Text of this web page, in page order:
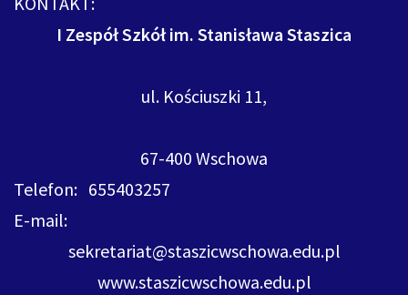
I Zespół Szkół im. Stanisława Staszica
ul. Kościuszki 11,
67-400 Wschowa
Telefon: 655403257
E-mail:
sekretariat@staszicwschowa.edu.pl
www.staszicwschowa.edu.pl